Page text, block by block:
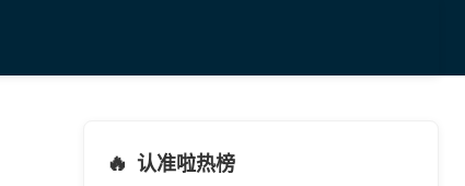
🔥 认准啦热榜